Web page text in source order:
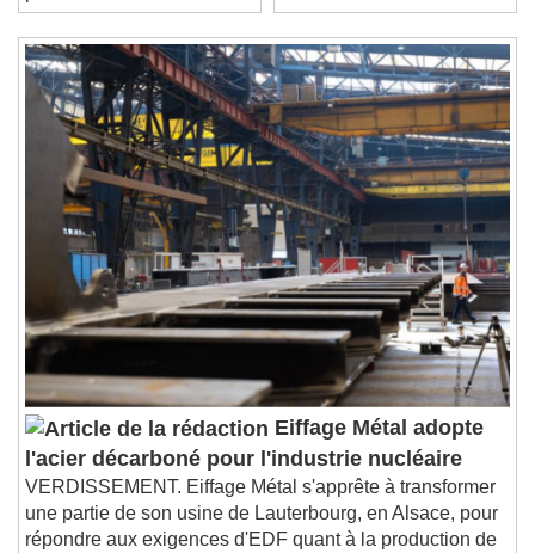
Remaining Time-0:00
1x
Playback Rate
Chapters
Chapters
Descriptions
descriptions off, selected
Subtitles
subtitles settings, opens subtitles
settings dialog
subtitles off, selected
Picture-in-Picture
Fullscreen
This is a modal window.
Beginning of dialog window. Escape will cancel
and close the window.
Text
Eiffage Métal adopte
l'acier décarboné pour l'industrie nucléaire
VERDISSEMENT. Eiffage Métal s'apprête à transformer
une partie de son usine de Lauterbourg, en Alsace, pour
répondre aux exigences d'EDF quant à la production de